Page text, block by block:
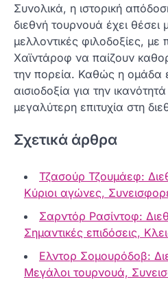
Συνολικά, η ιστορική
διεθνή τουρνουά έχει θέσει
μελλοντικές φιλοδοξίες, με
Χαϊντάροφ να παίζουν
την πορεία. Καθώς η ομάδα
αισιοδοξία για την
μεγαλύτερη επιτυχία στη
Σχετικά άρθρα
Τζασούρ Τζουμάεφ:
Κύριοι αγώνες,
Σαρντόρ Ρασίντοφ:
Σημαντικές επιδόσεις,
Ελντορ Σομουρόδοβ:
Μεγάλοι τουρνουά,